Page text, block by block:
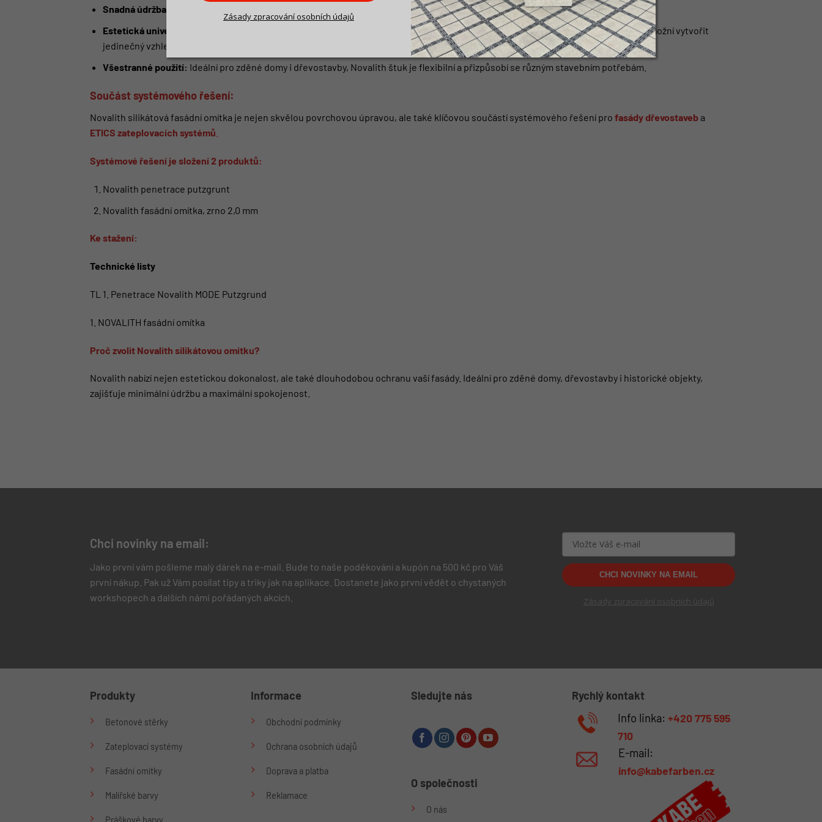
Snadná údržba:
Estetická univerzálnost:
Minimalistické řešení povrchů fasád se hodí nejen pro tradiční, ale i pro moderní architekturu, což vám umožní vytvořit
jedinečný vzhled vašeho domu.
Všestranné použití: Ideální pro zděné domy i dřevostavby, Novalith štuk je flexibilní a přizpůsobí se různým stavebním potřebám.
Součást systémového řešení:
Novalith silikátová fasádní omítka je nejen skvělou povrchovou úpravou, ale také klíčovou součástí systémového řešení pro fasády dřevostaveb a
ETICS zateplovacích systémů
Systémové řešení je složení 2 produktů:
Novalith penetrace putzgrunt
Novalith fasádní omítka, zrno 2,0 mm
Ke stažení:
Technické listy
TL 1. Penetrace Novalith MODE Putzgrund
1. NOVALITH fasádní omítka
Proč zvolit Novalith silikátovou omítku?
Novalith nabízí nejen estetickou dokonalost, ale také dlouhodobou ochranu vaší fasády. Ideální pro zděné domy, dřevostavby i historické objekty,
zajišťuje minimální údržbu a maximální spokojenost.
Chci novinky na email:
Jako první vám pošleme malý dárek na e-mail. Bude to naše poděkování a kupón na 500 kč pro Váš
první nákup. Pak už Vám posílat tipy a triky jak na aplikace. Dostanete jako první vědět o chystaných
workshopech a dalších námi pořádaných akcích.
CHCI NOVINKY NA EMAIL
Zásady zpracování osobních údajů
Produkty
Betonové stěrky
Zateplovací systémy
Fasádní omítky
Malířské barvy
Práškové barvy
Informace
Obchodní podmínky
Ochrana osobních údajů
Doprava a platba
Reklamace
Sledujte nás
O společnosti
O nás
Rychlý kontakt
Info linka:+420 775 595
710
E-mail:
info@kabefarben.cz
Zásady zpracování osobních údajů